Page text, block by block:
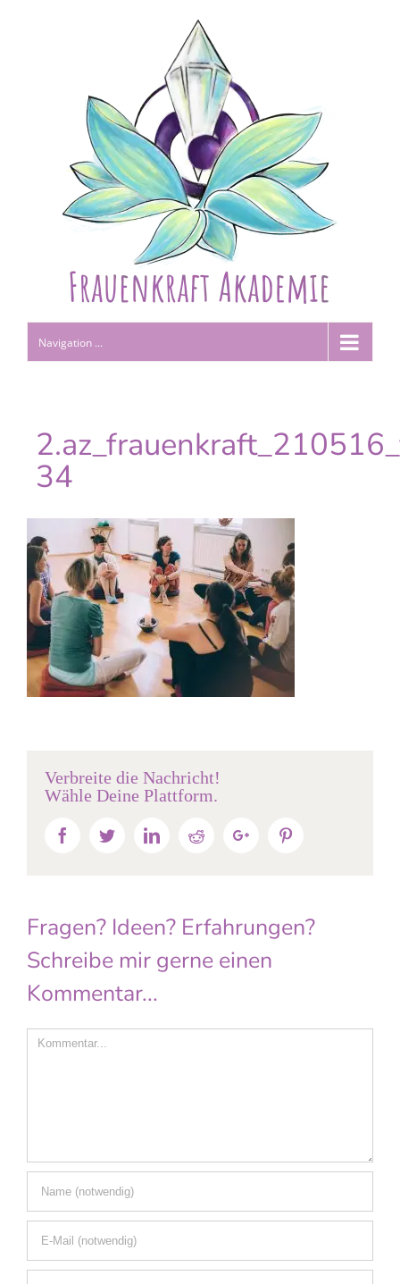
Navigation ...
34
Verbreite die Nachricht!
Wähle Deine Plattform.
FacebookTwitterLinkedinRedditGoogle+
Fragen? Ideen? Erfahrungen?
Schreibe mir gerne einen
Kommentar...
Comment